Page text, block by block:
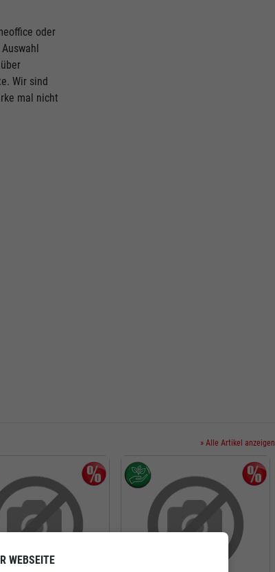
oder
Wir sind
mal nicht
» Alle Artikel anzeigen
WEBSEITE